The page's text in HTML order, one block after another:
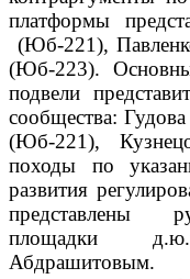
платформы
(Юб-221),
(Юб-223).
подвели
сообщества:
(Юб-221),
походы по
развития
представлены
площадки
Абдрашитовым.